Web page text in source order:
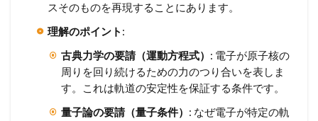
スそのものを再現することにあります。
理解のポイント :
古典力学の要請（運動方程式） : 電子が原子核の
周りを回り続けるための力のつり合いを表しま
す。これは軌道の安定性を保証する条件です。
量子論の要請（量子条件） : なぜ電子が特定の軌